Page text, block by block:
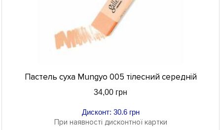
Пастель суха Mungyo 005 тілесний середній
34,00 грн
Дисконт: 30.6 грн
При наявності дисконтної картки